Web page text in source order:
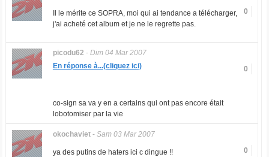
0
Il le mérite ce SOPRA, moi qui ai tendance a télécharger,
j'ai acheté cet album et je ne le regrette pas.
picodu62 - Dim 04 Mar 2007
0
En réponse à...(cliquez ici)
co-sign sa va y en a certains qui ont pas encore était
lobotomiser par la vie
okochaviet- Sam 03 Mar 2007
0
ya des putins de haters ici c dingue !!